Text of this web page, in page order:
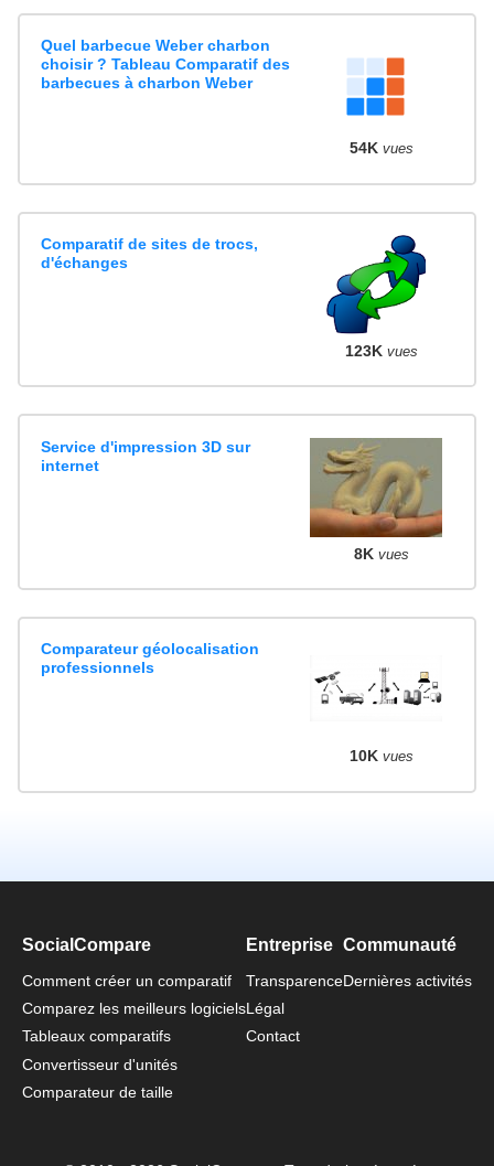
Quel barbecue Weber charbon
choisir ? Tableau Comparatif des
barbecues à charbon Weber
54K vues
Comparatif de sites de trocs,
d'échanges
123K vues
Service d'impression 3D sur
internet
8K vues
Comparateur géolocalisation
professionnels
10K vues
SocialCompare
Comment créer un comparatif
Comparez les meilleurs logiciels
Tableaux comparatifs
Convertisseur d'unités
Comparateur de taille
Entreprise
Transparence
Légal
Contact
Communauté
Dernières activités